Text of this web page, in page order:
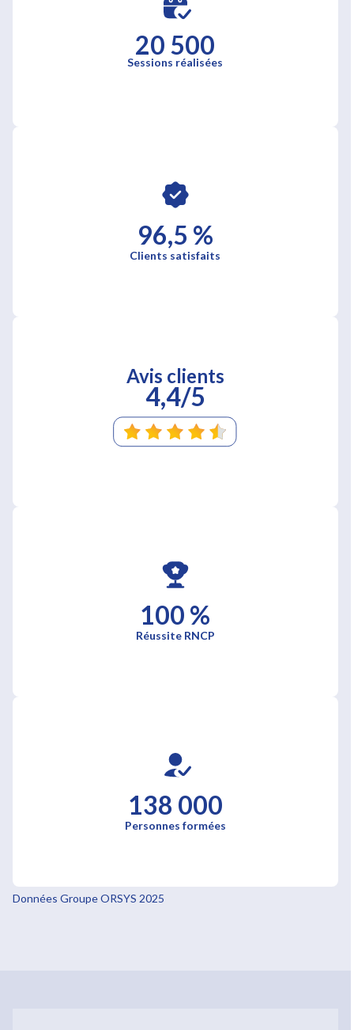
20 500
Sessions réalisées
96,5 %
Clients satisfaits
Avis clients
4,4/5
100 %
Réussite RNCP
138 000
Personnes formées
Données Groupe ORSYS 2025